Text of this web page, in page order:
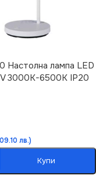
Настолна лампа LED
3000K-6500K IP20
лв.)
Купи